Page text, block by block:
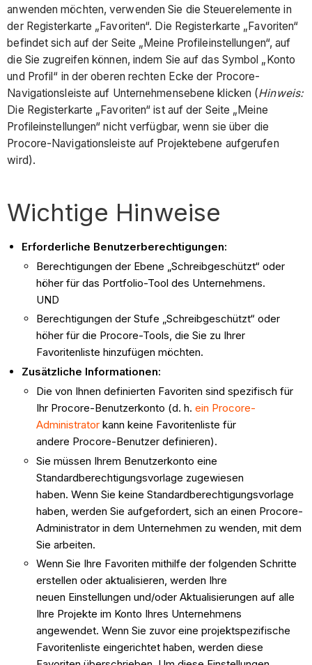
anwenden möchten, verwenden Sie die Steuerelemente in
der Registerkarte „Favoriten“. Die Registerkarte „Favoriten“
befindet sich auf der Seite „Meine Profileinstellungen“, auf
die Sie zugreifen können, indem Sie auf das Symbol „Konto
und Profil“ in der oberen rechten Ecke der Procore-
Navigationsleiste auf Unternehmensebene klicken (Hinweis:
Die Registerkarte „Favoriten“ ist auf der Seite „Meine
Profileinstellungen“ nicht verfügbar, wenn sie über die
Procore-Navigationsleiste auf Projektebene aufgerufen
wird).
Wichtige Hinweise
Erforderliche Benutzerberechtigungen:
Berechtigungen der Ebene „Schreibgeschützt“ oder
höher für das Portfolio-Tool des Unternehmens.
UND
Berechtigungen der Stufe „Schreibgeschützt“ oder
höher für die Procore-Tools, die Sie zu Ihrer
Favoritenliste hinzufügen möchten.
Zusätzliche Informationen:
Die von Ihnen definierten Favoriten sind spezifisch für
Ihr Procore-Benutzerkonto (d. h.ein Procore-
Administrator kann keine Favoritenliste für
andere Procore-Benutzer definieren).
Sie müssen Ihrem Benutzerkonto eine
Standardberechtigungsvorlage zugewiesen
haben. Wenn Sie keine Standardberechtigungsvorlage
haben, werden Sie aufgefordert, sich an einen Procore-
Administrator in dem Unternehmen zu wenden, mit dem
Sie arbeiten.
Wenn Sie Ihre Favoriten mithilfe der folgenden Schritte
erstellen oder aktualisieren, werden Ihre
neuen Einstellungen und/oder Aktualisierungen auf alle
Ihre Projekte im Konto Ihres Unternehmens
angewendet. Wenn Sie zuvor eine projektspezifische
Favoritenliste eingerichtet haben, werden diese